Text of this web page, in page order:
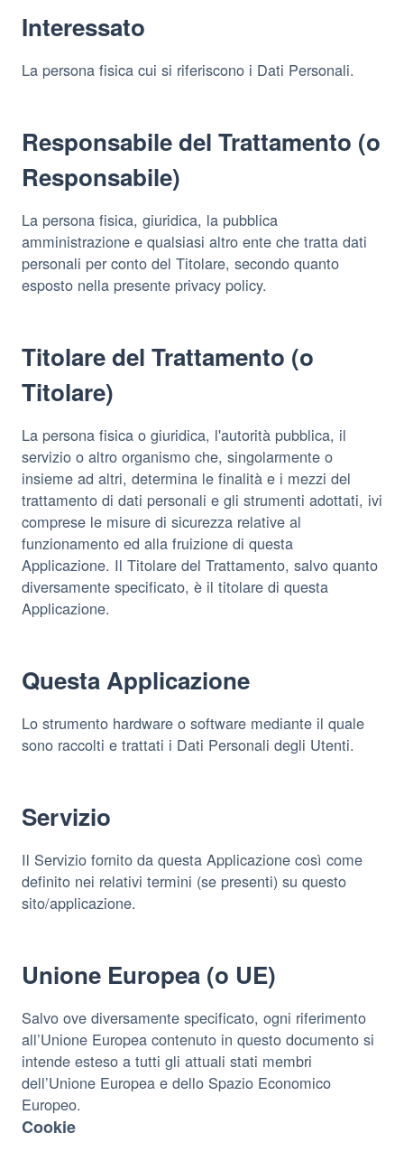
Interessato
La persona fisica cui si riferiscono i Dati Personali.
Responsabile del Trattamento (o
Responsabile)
La persona fisica, giuridica, la pubblica
amministrazione e qualsiasi altro ente che tratta dati
personali per conto del Titolare, secondo quanto
esposto nella presente privacy policy.
Titolare del Trattamento (o
Titolare)
La persona fisica o giuridica, l'autorità pubblica, il
servizio o altro organismo che, singolarmente o
insieme ad altri, determina le finalità e i mezzi del
trattamento di dati personali e gli strumenti adottati, ivi
comprese le misure di sicurezza relative al
funzionamento ed alla fruizione di questa
Applicazione. Il Titolare del Trattamento, salvo quanto
diversamente specificato, è il titolare di questa
Applicazione.
Questa Applicazione
Lo strumento hardware o software mediante il quale
sono raccolti e trattati i Dati Personali degli Utenti.
Servizio
Il Servizio fornito da questa Applicazione così come
definito nei relativi termini (se presenti) su questo
sito/applicazione.
Unione Europea (o UE)
Salvo ove diversamente specificato, ogni riferimento
all’Unione Europea contenuto in questo documento si
intende esteso a tutti gli attuali stati membri
dell’Unione Europea e dello Spazio Economico
Europeo.
Cookie